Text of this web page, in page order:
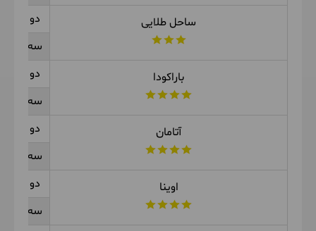
ساحل طلایی
دو تخته
سه تخته
باراکودا
دو تخته
سه تخته
آتامان
دو تخته
سه تخته
اوینا
دو تخته
سه تخته